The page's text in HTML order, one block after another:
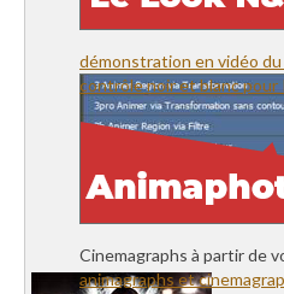
démonstration en vidéo
contrôle noir et blanc pour
Cinemagraphs à partir de
animagraphs et